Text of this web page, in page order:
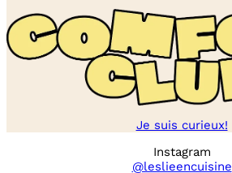
Je suis curieux!
Instagram
@leslieencuisine